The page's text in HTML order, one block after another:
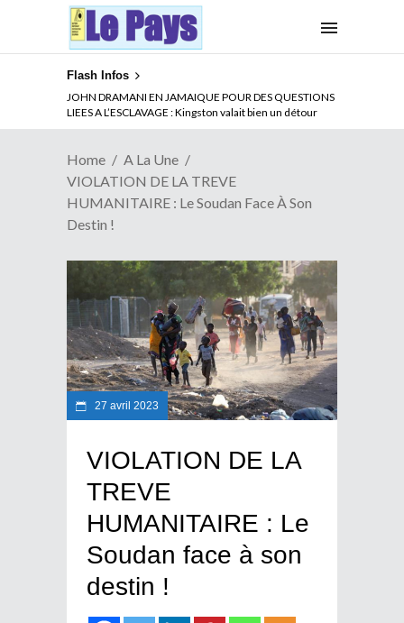
Flash Infos
ABSENCE PROLONGEE DE PAUL BIYA DU CAMEROUN :
Qui pilote le Cameroun ?
Home
A La Une
VIOLATION DE LA TREVE
HUMANITAIRE : Le Soudan Face À Son
Destin !
27 avril 2023
VIOLATION DE LA
TREVE
HUMANITAIRE : Le
Soudan face à son
destin !